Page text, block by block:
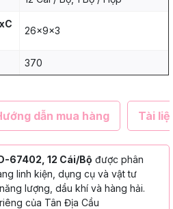
26x9x3
370
dẫn mua hàng Tài
67402, 12 Cái/Bộ được phân
linh kiện, dụng cụ và vật tư
lượng, dầu khí và hàng hải.
của Tân Địa Cầu